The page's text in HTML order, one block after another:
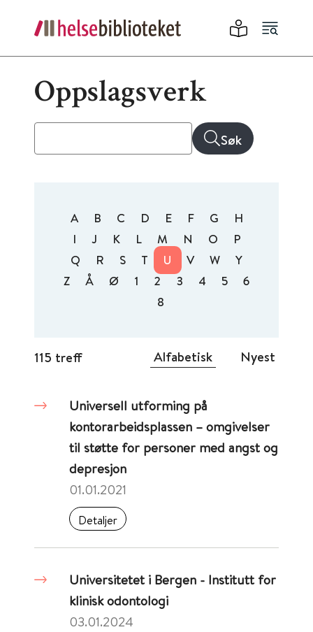
Oppslagsverk
Søk
A B C D E F G
H
I
J K L M N O
P
Q
R S T U V W
Y
Z
Å Ø 1 2 3 4 5
6
8
115 treff Alfabetisk Nyest
Universell utforming på
kontorarbeidsplassen – omgivelser
til støtte for personer med angst og
depresjon
01.01.2021
Detaljer
Universitetet i Bergen - Institutt for
klinisk odontologi
03.01.2024